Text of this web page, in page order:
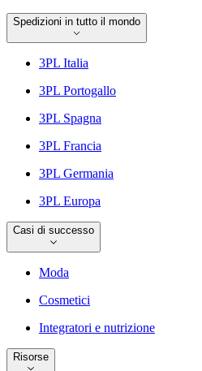
Spedizioni in tutto il mondo
3PL Italia
3PL Portogallo
3PL Spagna
3PL Francia
3PL Germania
3PL Europa
Casi di successo
Moda
Cosmetici
Integratori e nutrizione
Risorse